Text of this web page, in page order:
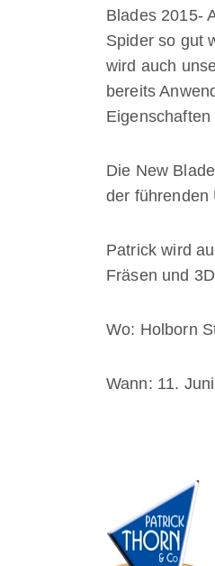
Blades 2015-
Spider so gut
wird auch
bereits
Die New
der führenden
Patrick wird
Fräsen und
Wo: Holborn
Wann: 11. Juni